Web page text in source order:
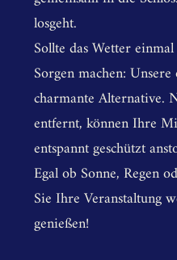
losgeht.
Sollte das Wetter
Sorgen machen:
charmante Alternative.
entfernt, können Ihre
entspannt geschützt
Egal ob Sonne, Regen
Sie Ihre Veranstaltung
genießen!